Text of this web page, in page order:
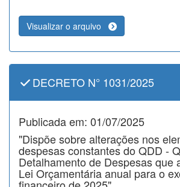
Visualizar o arquivo
DECRETO N° 1031/2025
Publicada em: 01/07/2025
"Dispõe sobre alterações nos
despesas constantes do QDD -
Detalhamento de Despesas que
Lei Orçamentária anual para o